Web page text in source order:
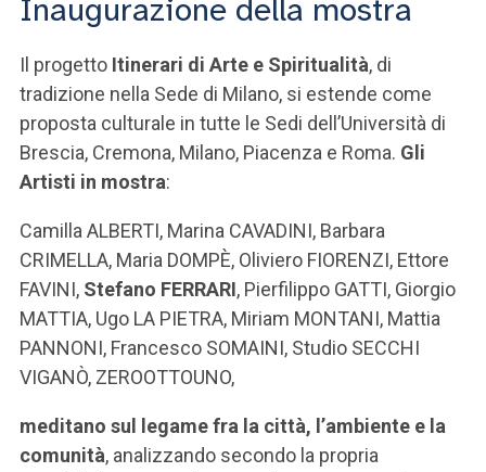
SEI UN DOCENTE O UN MEMBRO DELLO STAFF
ACCEDI A CLOUDMAIL
Inaugurazione della mostra
Il progetto Itinerari di Arte e Spiritualità, di
tradizione nella Sede di Milano, si estende come
proposta culturale in tutte le Sedi dell’Università di
Brescia, Cremona, Milano, Piacenza e Roma. Gli
Artisti in mostra:
Camilla ALBERTI, Marina CAVADINI, Barbara
CRIMELLA, Maria DOMPÈ, Oliviero FIORENZI, Ettore
FAVINI, Stefano FERRARI, Pierfilippo GATTI, Giorgio
MATTIA, Ugo LA PIETRA, Miriam MONTANI, Mattia
PANNONI, Francesco SOMAINI, Studio SECCHI
VIGANÒ, ZEROOTTOUNO,
meditano sul legame fra la città, l’ambiente e la
comunità, analizzando secondo la propria